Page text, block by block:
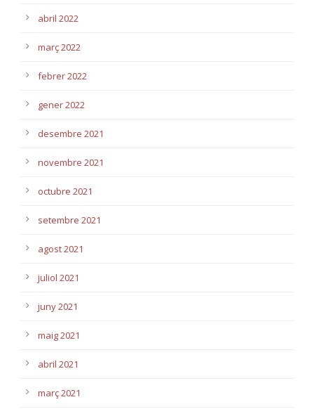
abril 2022
març 2022
febrer 2022
gener 2022
desembre 2021
novembre 2021
octubre 2021
setembre 2021
agost 2021
juliol 2021
juny 2021
maig 2021
abril 2021
març 2021